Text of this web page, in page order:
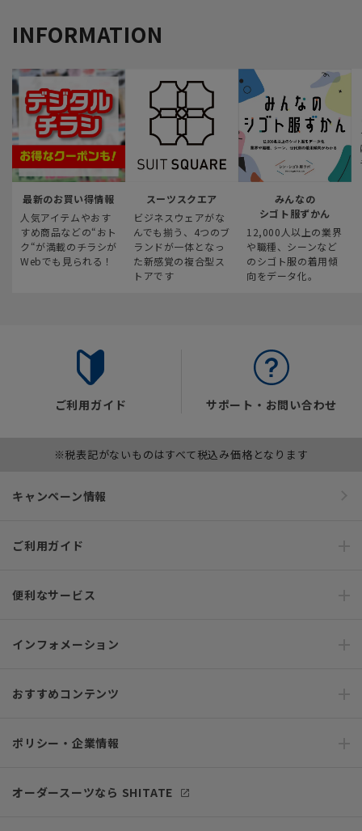
INFORMATION
最新のお買い得情報
人気アイテムやおす
すめ商品などの“おト
ク“が満載のチラシが
Webでも見られる！
スーツスクエア
ビジネスウェアがな
んでも揃う、4つのブ
ランドが一体となっ
た新感覚の複合型ス
トアです
みんなの
シゴト服ずかん
12,000人以上の業界
や職種、シーンなど
のシゴト服の着用傾
向をデータ化。
ご利用ガイド サポート・お問い合わせ
※税表記がないものはすべて税込み価格となります
キャンペーン情報
ご利用ガイド
便利なサービス
インフォメーション
おすすめコンテンツ
ポリシー・企業情報
オーダースーツなら SHITATE